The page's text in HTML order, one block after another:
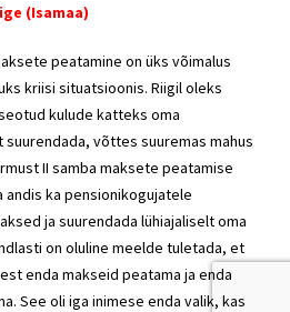
(Isamaa)
peatamine on üks võimalus
kriisi situatsioonis. Riigil oleks
kulude katteks oma
võttes suuremas mahus
II samba maksete peatamise
ka pensionikogujatele
ja suurendada lühiajaliselt oma
on oluline meelde tuletada, et
enda makseid peatama ja enda
See oli iga inimese enda valik, kas